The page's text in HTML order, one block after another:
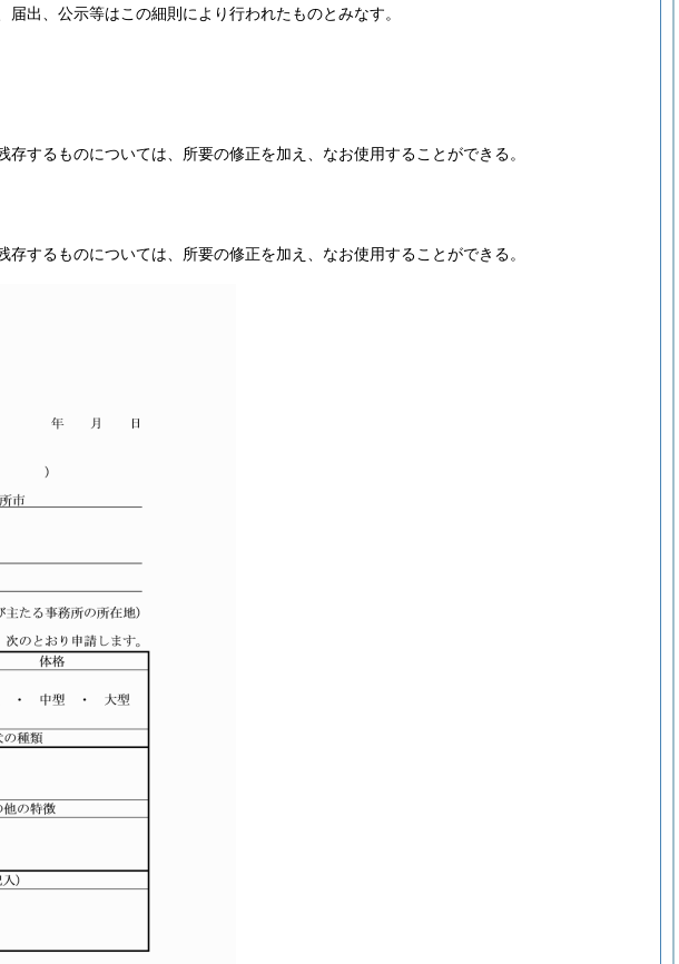
出、公示等はこの細則により行われたものとみなす。
するものについては、所要の修正を加え、なお使用することができる。
するものについては、所要の修正を加え、なお使用することができる。